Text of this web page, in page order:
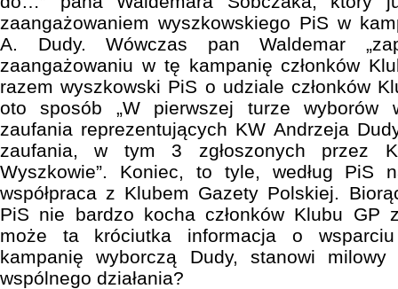
zaangażowaniem wyszkowskiego PiS w
A. Dudy. Wówczas pan Waldemar
zaangażowaniu w tę kampanię członków
razem wyszkowski PiS o udziale członków
oto sposób „W pierwszej turze wyborów
zaufania reprezentujących KW Andrzeja
zaufania, w tym 3 zgłoszonych przez
Wyszkowie”. Koniec, to tyle, według PiS
współpraca z Klubem Gazety Polskiej.
PiS nie bardzo kocha członków Klubu GP
może ta króciutka informacja o
kampanię wyborczą Dudy, stanowi
wspólnego działania?